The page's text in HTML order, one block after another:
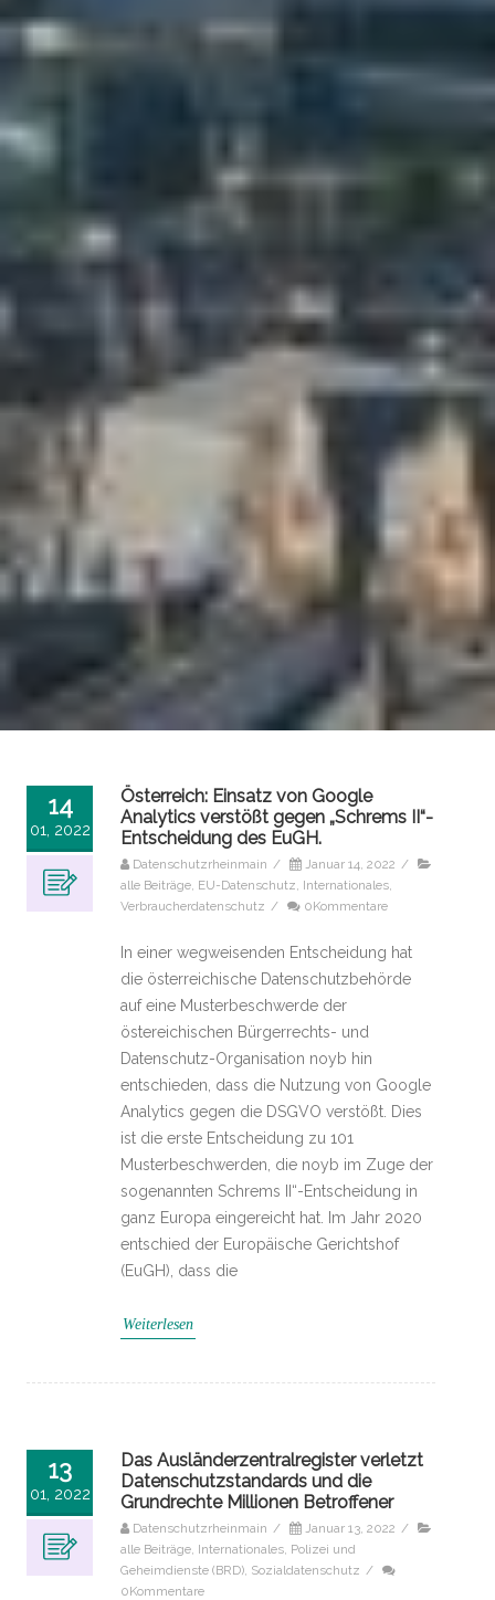
14
01, 2022
Österreich: Einsatz von Google
Analytics verstößt gegen „Schrems II“-
Entscheidung des EuGH.
Datenschutzrheinmain / Januar 14, 2022 /
alle Beiträge EU-Datenschutz Internationales
Verbraucherdatenschutz / 0Kommentare
In einer wegweisenden Entscheidung hat
die österreichische Datenschutzbehörde
auf eine Musterbeschwerde der
östereichischen Bürgerrechts- und
Datenschutz-Organisation noyb hin
entschieden, dass die Nutzung von Google
Analytics gegen die DSGVO verstößt. Dies
ist die erste Entscheidung zu 101
Musterbeschwerden, die noyb im Zuge der
sogenannten Schrems II“-Entscheidung in
ganz Europa eingereicht hat. Im Jahr 2020
entschied der Europäische Gerichtshof
(EuGH), dass die
Weiterlesen
13
01, 2022
Das Ausländerzentralregister verletzt
Datenschutzstandards und die
Grundrechte Millionen Betroffener
Datenschutzrheinmain / Januar 13, 2022 /
alle Beiträge Internationales Polizei und
Geheimdienste (BRD) Sozialdatenschutz /
0Kommentare